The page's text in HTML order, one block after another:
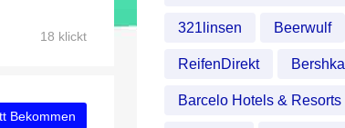
18 klickt
Bekommen
321linsen Beerwulf
ReifenDirekt Bershka
Barcelo Hotels & Resorts